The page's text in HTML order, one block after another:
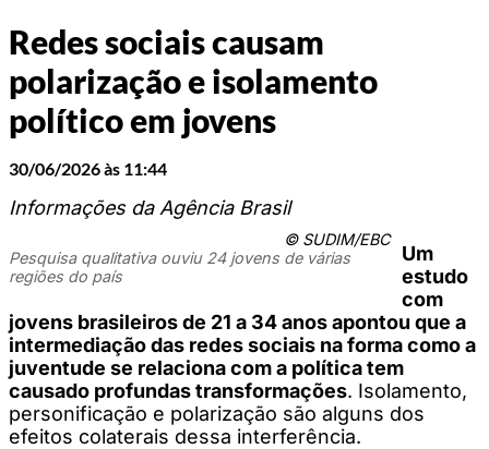
Redes sociais causam
polarização e isolamento
político em jovens
30/06/2026 às 11:44
Informações da Agência Brasil
© SUDIM/EBC
Pesquisa qualitativa ouviu 24 jovens de várias
regiões do país
Um
estudo
com
jovens brasileiros de 21 a 34 anos apontou que a
intermediação das redes sociais na forma como a
juventude se relaciona com a política tem
causado profundas transformações. Isolamento,
personificação e polarização são alguns dos
efeitos colaterais dessa interferência.